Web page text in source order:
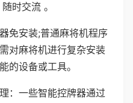
时交流 。
免安装;普通麻将机程序
对麻将机进行复杂安装
的设备或工具。
：一些智能控牌器通过